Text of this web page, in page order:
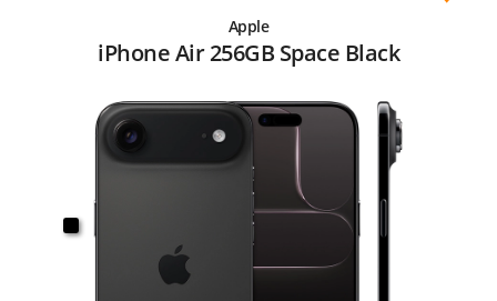
Apple
iPhone Air 256GB Space Black